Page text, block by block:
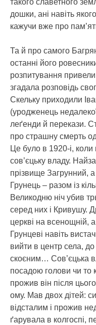
такого славетного
дошки, ані навіть
кажучи вже про
Та й про самого
останні його
розпитування
згадала розповідь
Скельку приходили
(уродженець
леґенди й перекази.
про страшну смерть
Це було в 1920-і, коли
сов’єцьку владу.
прізвище Загрунний,
Грунець – разом із
Великодню ніч убив
серед них і Кривушу.
церкві на всенощній,
Грунцеві навіть
вийти в центр села, до
скоєним… Сов’єцька
посадою голови чи то
прожив він після
ому. Мав двох дітей:
відсталим і прожив
ґарувала в колгоспі,